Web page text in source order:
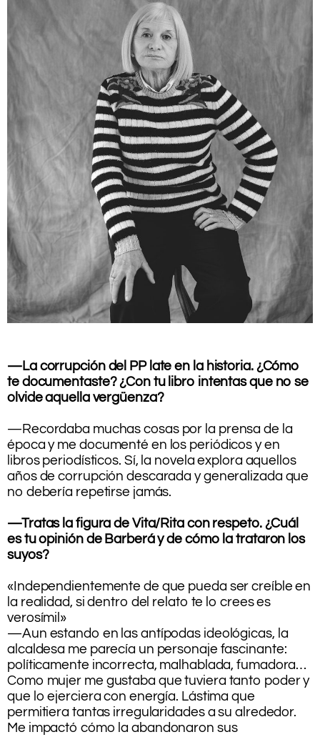
—La corrupción del PP late en la historia. ¿Cómo
te documentaste? ¿Con tu libro intentas que no se
olvide aquella vergüenza?
—Recordaba muchas cosas por la prensa de la
época y me documenté en los periódicos y en
libros periodísticos. Sí, la novela explora aquellos
años de corrupción descarada y generalizada que
no debería repetirse jamás.
—Tratas la figura de Vita/Rita con respeto. ¿Cuál
es tu opinión de Barberá y de cómo la trataron los
suyos?
«Independientemente de que pueda ser creíble en
la realidad, si dentro del relato te lo crees es
verosímil»
—Aun estando en las antípodas ideológicas, la
alcaldesa me parecía un personaje fascinante:
políticamente incorrecta, malhablada, fumadora…
Como mujer me gustaba que tuviera tanto poder y
que lo ejerciera con energía. Lástima que
permitiera tantas irregularidades a su alrededor.
Me impactó cómo la abandonaron sus